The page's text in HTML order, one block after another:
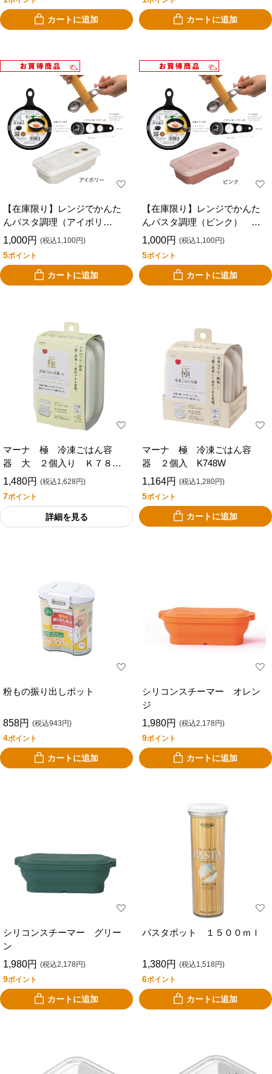
カートに追加 カートに追加
【在庫限り】レンジでかんた
んパスタ調理（アイボリ
ー） お買得セット
1,000円 (税込1,100円)
5ポイント
カートに追加
【在庫限り】レンジでかんた
んパスタ調理（ピンク） お
買得セット
1,000円 (税込1,100円)
5ポイント
カートに追加
マーナ 極 冷凍ごはん容
器 大 ２個入り Ｋ７８４
Ｗ
1,480円 (税込1,628円)
7ポイント
詳細を見る
マーナ 極 冷凍ごはん容
器 ２個入 K748W
1,164円 (税込1,280円)
5ポイント
カートに追加
粉もの振り出しポット
858円 (税込943円)
4ポイント
カートに追加
シリコンスチーマー オレン
ジ
1,980円 (税込2,178円)
9ポイント
カートに追加
シリコンスチーマー グリー
ン
1,980円 (税込2,178円)
9ポイント
カートに追加
パスタポット １５００ｍｌ
1,380円 (税込1,518円)
6ポイント
カートに追加